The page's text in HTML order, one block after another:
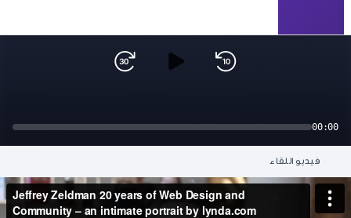
00:00
فيديو اللقاء